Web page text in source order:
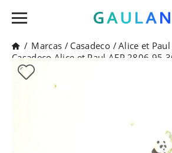
/ Marcas / Casadeco /Alice et Paul
Casadeco Alice et Paul AEP 2806 95